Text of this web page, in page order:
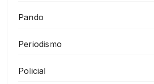
Pando
Periodismo
Policial